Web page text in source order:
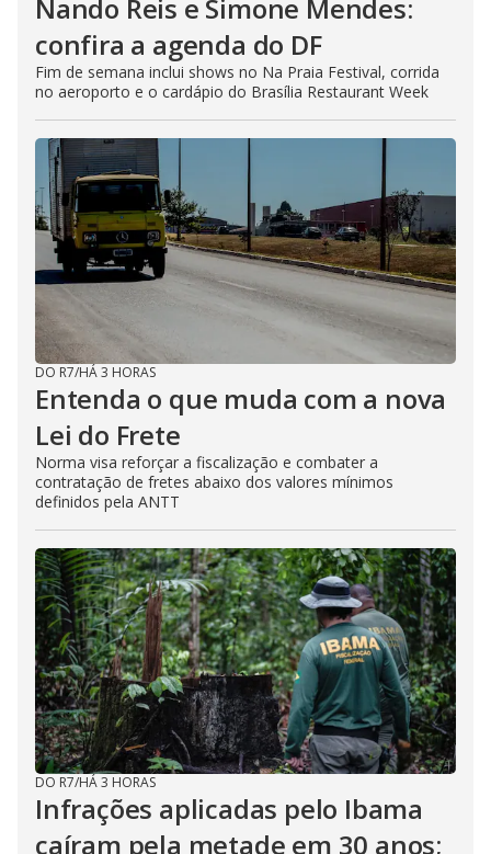
Nando Reis e Simone Mendes:
confira a agenda do DF
Fim de semana inclui shows no Na Praia Festival, corrida
no aeroporto e o cardápio do Brasília Restaurant Week
DO R7/HÁ 3 HORAS
Entenda o que muda com a nova
Lei do Frete
Norma visa reforçar a fiscalização e combater a
contratação de fretes abaixo dos valores mínimos
definidos pela ANTT
DO R7/HÁ 3 HORAS
Infrações aplicadas pelo Ibama
caíram pela metade em 30 anos;